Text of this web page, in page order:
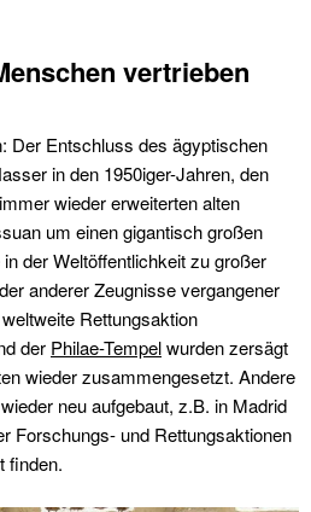
vertrieben
Der Entschluss des ägyptischen
in den 1950iger-Jahren, den
wieder erweiterten alten
um einen gigantisch großen
der Weltöffentlichkeit zu großer
anderer Zeugnisse vergangener
Rettungsaktion
der Philae-Tempelwurden zersägt
wieder zusammengesetzt. Andere
neu aufgebaut, z.B. in Madrid
Forschungs- und Rettungsaktionen
finden.